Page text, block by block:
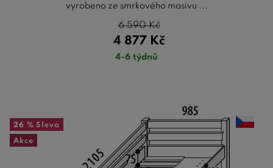
vyrobeno ze smrkového masivu ...
4 877 Kč
6 590Kč
4-6 týdnů
26 % Sleva
Akce